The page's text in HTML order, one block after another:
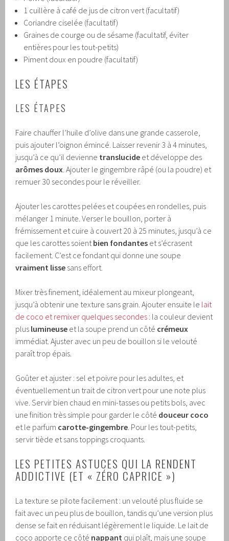
1 cuillère à café de jus de citron vert (facultatif)
Coriandre ciselée (facultatif)
Graines de courge ou de sésame (facultatif, éviter
entières pour les tout-petits)
Piment doux en poudre (facultatif)
LES ÉTAPES
LES ÉTAPES
Faire chauffer l’huile d’olive dans une grande casserole,
puis ajouter l’oignon émincé. Laisser revenir 3 à 4 minutes,
jusqu’à ce qu’il devienne translucide et développe des
arômes doux . Ajouter le gingembre râpé (ou la poudre) et
remuer 30 secondes pour le réveiller.
Ajouter les carottes pelées et coupées en rondelles, puis
mélanger 1 minute. Verser le bouillon, porter à
frémissement et cuire à couvert 20 à 25 minutes, jusqu’à ce
que les carottes soient bien fondantes et s’écrasent
facilement. C’est ce fondant qui donne une soupe
vraiment lisse sans effort.
Mixer très finement, idéalement au mixeur plongeant,
jusqu’à obtenir une texture sans grain. Ajouter ensuite le lait
de coco et remixer quelques secondes : la couleur devient
plus lumineuse et la soupe prend un côté crémeux
immédiat. Ajuster avec un peu de bouillon si le velouté
paraît trop épais.
Goûter et ajuster : sel et poivre pour les adultes, et
éventuellement un trait de citron vert pour une note plus
vive. Servir bien chaud en mini-tasses ou petits bols, avec
une finition très simple pour garder le côté douceur coco
et le parfum carotte-gingembre . Pour les tout-petits,
servir tiède et sans toppings croquants.
LES PETITES ASTUCES QUI LA RENDENT
ADDICTIVE (ET « ZÉRO CAPRICE »)
La texture se pilote facilement : un velouté plus fluide se
fait avec un peu plus de bouillon, tandis qu’une version plus
dense se fait en réduisant légèrement le liquide. Le lait de
coco apporte ce côté nappant qui plaît, mais une soupe